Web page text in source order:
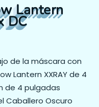
Lantern
DC
de la máscara con
Lantern XXRAY de 4
de 4 pulgadas
Caballero Oscuro